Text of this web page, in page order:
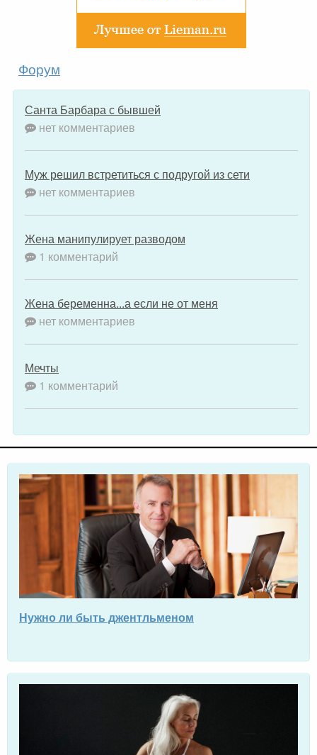
Форум
Санта Барбара с бывшей
нет комментариев
Муж решил встретиться с подругой из сети
нет комментариев
Жена манипулирует разводом
1 комментарий
Жена беременна...а если не от меня
нет комментариев
Мечты
1 комментарий
Нужно ли быть джентльменом